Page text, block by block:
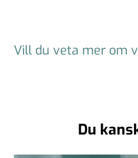
Vill du veta mer om
Du